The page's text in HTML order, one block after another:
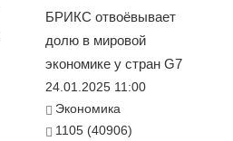
БРИКС отвоёвывает
долю в мировой
экономике у стран G7
24.01.2025 11:00
Экономика
1105 (40906)